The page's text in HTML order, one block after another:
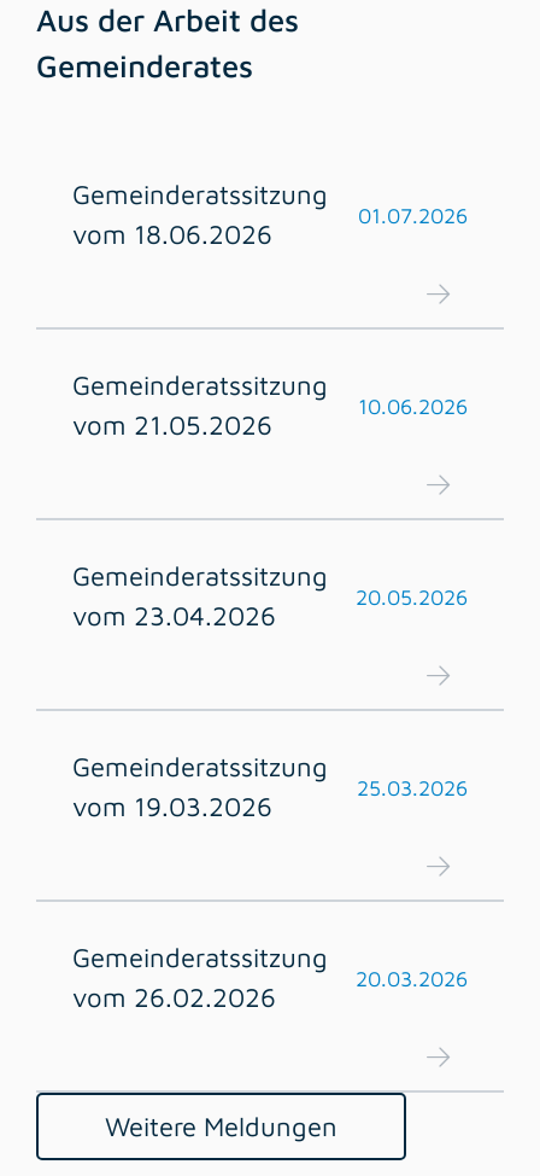
Aus der Arbeit des
Gemeinderates
01.07.2026
Gemeinderatssitzung
vom 18.06.2026
10.06.2026
Gemeinderatssitzung
vom 21.05.2026
20.05.2026
Gemeinderatssitzung
vom 23.04.2026
25.03.2026
Gemeinderatssitzung
vom 19.03.2026
20.03.2026
Gemeinderatssitzung
vom 26.02.2026
Weitere Meldungen